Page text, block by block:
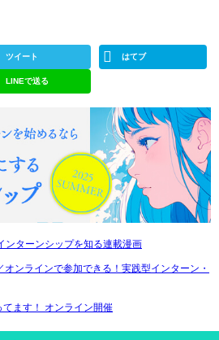
ツイート はてブ
LINEで送る